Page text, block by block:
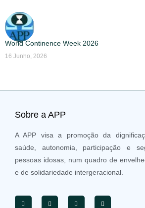
World Continence Week 2026
16 Junho, 2026
Sobre a APP
A APP visa a promoção da
saúde, autonomia, participação e
pessoas idosas, num quadro de
e de solidariedade intergeracional.